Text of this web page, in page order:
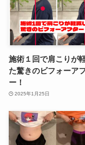
施術１回で肩こりが
た驚きのビフォーア
ー！
2025年1月25日